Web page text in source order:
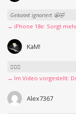
Gekonnt ignoriert 😬🤣
→ iPhone 18e: Sorgt
KaM!
👍🏻🤣
→ Im Video vorgestellt:
Alex7367